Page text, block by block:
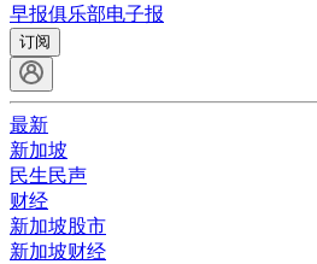
早报俱乐部电子报
订阅
最新
新加坡
民生民声
财经
新加坡股市
新加坡财经